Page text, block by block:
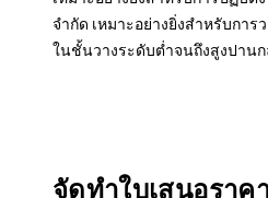
จำกัด เหมาะอย่างยิ่งสำหรับการ
ในชั้นวางระดับต่ำจนถึงสูงปานก
จัดทำใบเสนอราค